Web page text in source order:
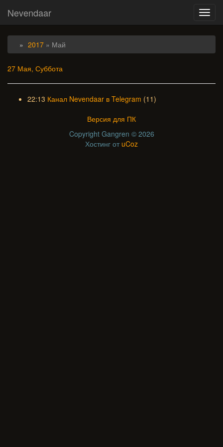
Nevendaar
2017 » Май
27 Мая, Суббота
22:13 Канал Nevendaar в Telegram (11)
Версия для ПК
Copyright Gangren © 2026
Хостинг от uCoz